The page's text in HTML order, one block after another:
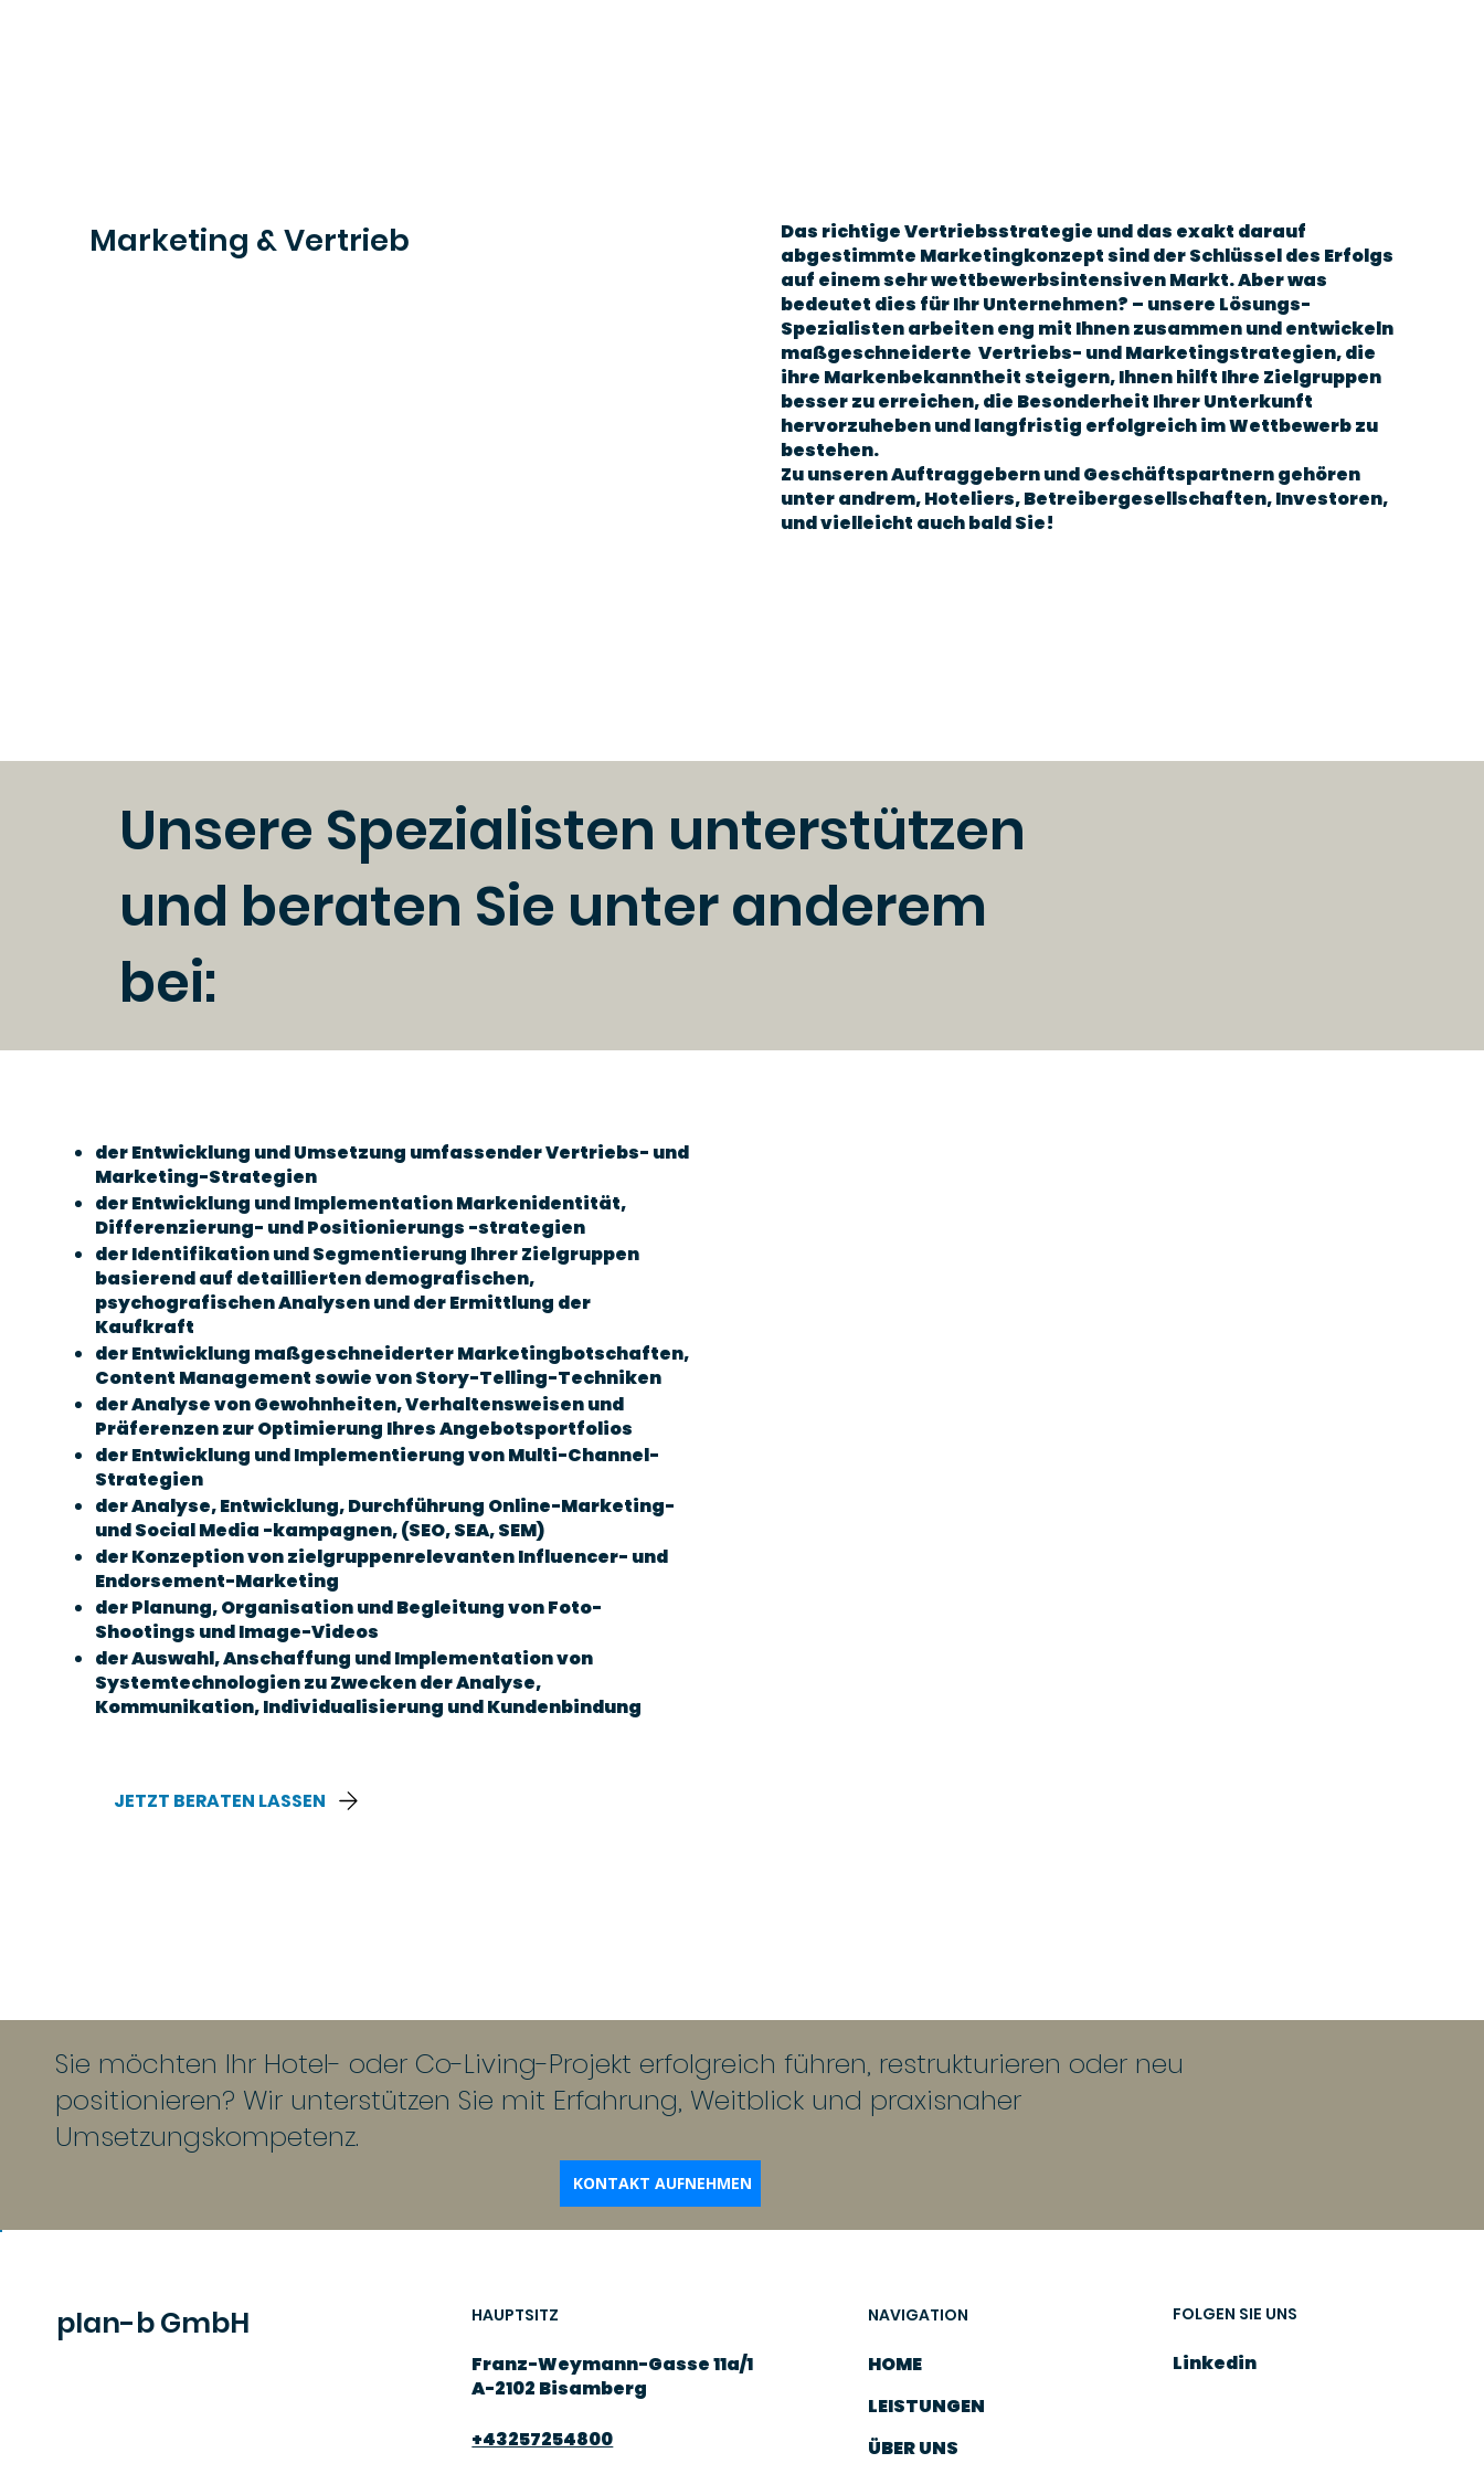
Marketing & Vertrieb
Das richtige Vertriebsstrategie und das exakt darauf
abgestimmte Marketingkonzept sind der Schlüssel des Erfolgs
auf einem sehr wettbewerbsintensiven Markt. Aber was
bedeutet dies für Ihr Unternehmen? – unsere Lösungs-
Spezialisten arbeiten eng mit Ihnen zusammen und entwickeln
maßgeschneiderte Vertriebs- und Marketingstrategien, die
ihre Markenbekanntheit steigern, Ihnen hilft Ihre Zielgruppen
besser zu erreichen, die Besonderheit Ihrer Unterkunft
hervorzuheben und langfristig erfolgreich im Wettbewerb zu
bestehen.
Zu unseren Auftraggebern und Geschäftspartnern gehören
unter andrem, Hoteliers, Betreibergesellschaften, Investoren,
und vielleicht auch bald Sie!
Unsere Spezialisten unterstützen
und beraten Sie unter anderem
bei:
der Entwicklung und Umsetzung umfassender Vertriebs- und
Marketing-Strategien
der Entwicklung und Implementation Markenidentität,
Differenzierung- und Positionierungs -strategien
der Identifikation und Segmentierung Ihrer Zielgruppen
basierend auf detaillierten demografischen,
psychografischen Analysen und der Ermittlung der
Kaufkraft
der Entwicklung maßgeschneiderter Marketingbotschaften,
Content Management sowie von Story-Telling-Techniken
der Analyse von Gewohnheiten, Verhaltensweisen und
Präferenzen zur Optimierung Ihres Angebotsportfolios
der Entwicklung und Implementierung von Multi-Channel-
Strategien
der Analyse, Entwicklung, Durchführung Online-Marketing-
und Social Media -kampagnen, (SEO, SEA, SEM)
der Konzeption von zielgruppenrelevanten Influencer- und
Endorsement-Marketing
der Planung, Organisation und Begleitung von Foto-
Shootings und Image-Videos
der Auswahl, Anschaffung und Implementation von
Systemtechnologien zu Zwecken der Analyse,
Kommunikation, Individualisierung und Kundenbindung
JETZT BERATEN LASSEN
Sie möchten Ihr Hotel- oder Co-Living-Projekt erfolgreich führen, restrukturieren oder neu
positionieren? Wir unterstützen Sie mit Erfahrung, Weitblick und praxisnaher
Umsetzungskompetenz.
KONTAKT AUFNEHMEN
plan-b GmbH HAUPTSITZ
Franz-Weymann-Gasse 11a/1
A-2102 Bisamberg
+43257254800
NAVIGATION
HOME
LEISTUNGEN
ÜBER UNS
FOLGEN SIE UNS
Linkedin